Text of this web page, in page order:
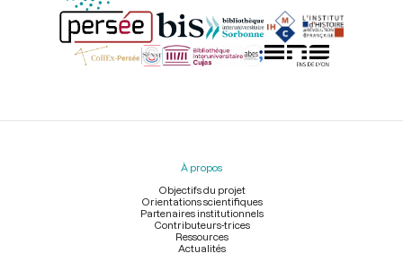
Menu
À propos
Objectifs du projet
Orientations scientifiques
Partenaires institutionnels
Contributeurs-trices
Ressources
Actualités